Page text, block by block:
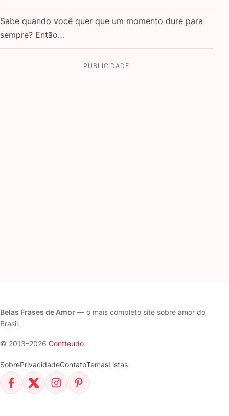
Sabe quando você quer que um momento dure para
sempre? Então…
PUBLICIDADE
Belas Frases de Amor — o mais completo site sobre amor do
Brasil.
© 2013–2026 Contteudo
SobrePrivacidadeContatoTemasListas